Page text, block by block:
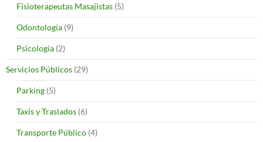
Fisioterapeutas Masajistas (5)
Odontología (9)
Psicología (2)
Servicios Públicos (29)
Parking (5)
Taxis y Traslados (6)
Transporte Público (4)